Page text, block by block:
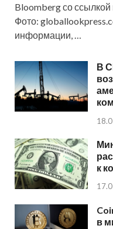
Bloomberg со ссылкой
Фото:
информации, …
В
к
в